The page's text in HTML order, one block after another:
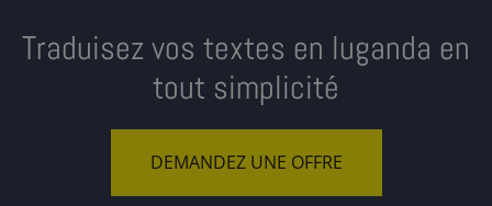
Traduisez vos textes en luganda en
tout simplicité
DEMANDEZ UNE OFFRE